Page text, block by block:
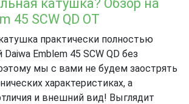
катушка? Обзор на
45 SCW QD OT
практически полностью
Emblem 45 SCW QD без
мы с вами не будем заострять
характеристиках, а
и внешний вид! Выглядит